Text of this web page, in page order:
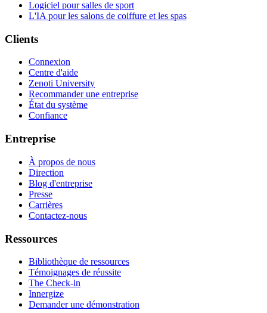
Logiciel pour salles de sport
L'IA pour les salons de coiffure et les spas
Clients
Connexion
Centre d'aide
Zenoti University
Recommander une entreprise
État du système
Confiance
Entreprise
À propos de nous
Direction
Blog d'entreprise
Presse
Carrières
Contactez-nous
Ressources
Bibliothèque de ressources
Témoignages de réussite
The Check-in
Innergize
Demander une démonstration